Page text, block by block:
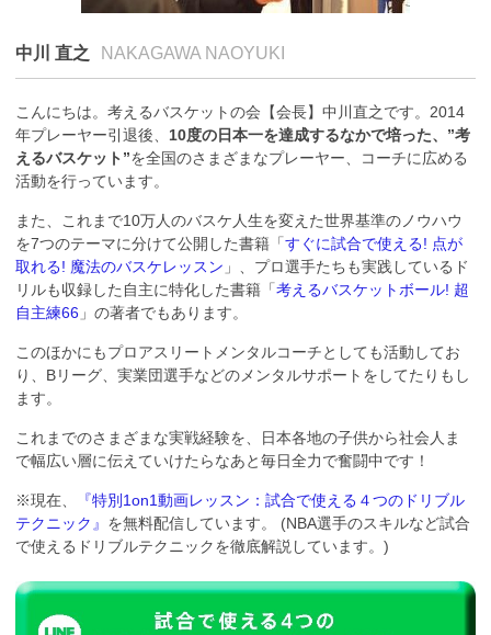
中川 直之 NAKAGAWA NAOYUKI
こんにちは。考えるバスケットの会【会長】中川直之です。2014
年プレーヤー引退後、 10度の日本一を達成するなかで培った、”考
えるバスケット”を全国のさまざまなプレーヤー、コーチに広める
活動を行っています。
また、これまで10万人のバスケ人生を変えた世界基準のノウハウ
を7つのテーマに分けて公開した書籍「すぐに試合で使える! 点が
取れる! 魔法のバスケレッスン 」、プロ選手たちも実践しているド
リルも収録した自主に特化した書籍「考えるバスケットボール! 超
自主練66 」の著者でもあります。
このほかにもプロアスリートメンタルコーチとしても活動してお
り、Bリーグ、実業団選手などのメンタルサポートをしてたりもし
ます。
これまでのさまざまな実戦経験を、日本各地の子供から社会人ま
で幅広い層に伝えていけたらなあと毎日全力で奮闘中です！
※現在、
『特別1on1動画レッスン：試合で使える４つのドリブル
テクニック』 を無料配信しています。 (NBA選手のスキルなど試合
で使えるドリブルテクニックを徹底解説しています。)